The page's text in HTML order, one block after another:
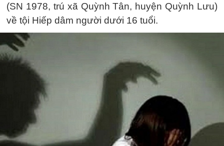
(SN 1978, trú xã Quỳnh Tân, huyện Quỳnh Lưu)
về tội Hiếp dâm người dưới 16 tuổi.